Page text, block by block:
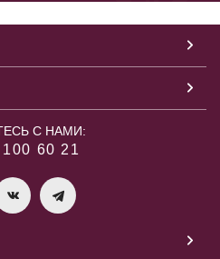
С НАМИ:
60 21